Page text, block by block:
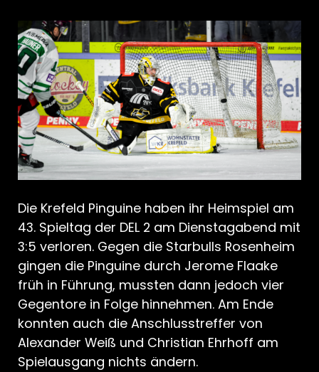
Die Krefeld Pinguine haben ihr Heimspiel am
43. Spieltag der DEL 2 am Dienstagabend mit
3:5 verloren. Gegen die Starbulls Rosenheim
gingen die Pinguine durch Jerome Flaake
früh in Führung, mussten dann jedoch vier
Gegentore in Folge hinnehmen. Am Ende
konnten auch die Anschlusstreffer von
Alexander Weiß und Christian Ehrhoff am
Spielausgang nichts ändern.